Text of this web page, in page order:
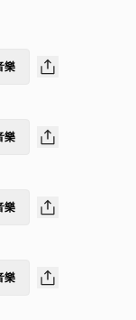
樂
樂
樂
樂